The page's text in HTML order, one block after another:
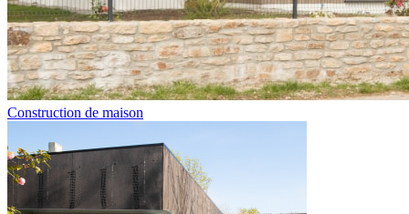
Construction de maison